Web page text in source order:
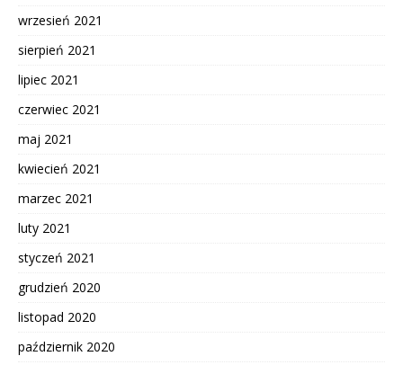
wrzesień 2021
sierpień 2021
lipiec 2021
czerwiec 2021
maj 2021
kwiecień 2021
marzec 2021
luty 2021
styczeń 2021
grudzień 2020
listopad 2020
październik 2020